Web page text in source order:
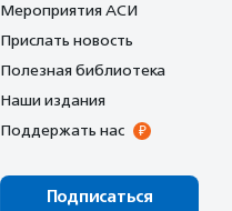
Мероприятия АСИ
Прислать новость
Полезная библиотека
Наши издания
Поддержать нас
Подписаться